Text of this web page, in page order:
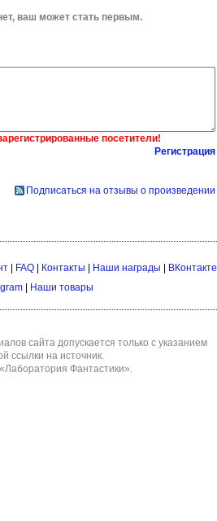
ваш может стать первым.
посетители!
Регистрация
Подписаться на отзывы о произведении
| FAQ| Контакты | Наши награды | ВКонтакте
| Наши товары
сайта допускается только с указанием
ссылки на источник.
«Лаборатория Фантастики»